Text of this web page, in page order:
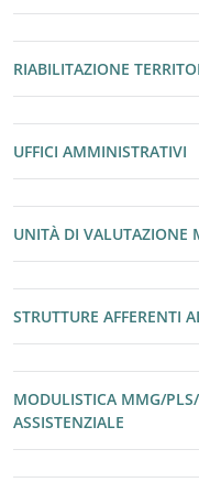
RIABILITAZIONE
UFFICI AMMINISTRATIVI
UNITÀ DI VALUTAZIONE
STRUTTURE AFFERENTI
MODULISTICA MMG/
ASSISTENZIALE